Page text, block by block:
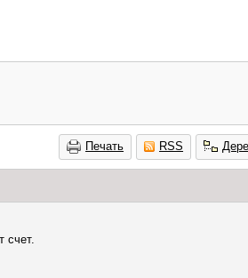
Печать RSS
счет.